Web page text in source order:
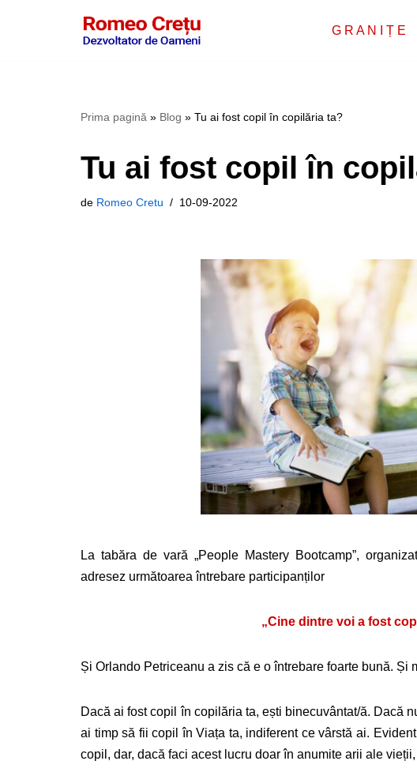
G R A N I Ț E
Prima pagină » Blog » Tu ai fost copil în copilăria ta?
Tu ai fost copil în
de Romeo Cretu 10-09-2022
La tabăra de vară „People Mastery Bootcamp”,
adresez următoarea întrebare participanților
„Cine dintre voi a fost
Și Orlando Petriceanu a zis că e o întrebare foarte bună. Și
Dacă ai fost copil în copilăria ta, ești binecuvântat/ă. Dacă
ai timp să fii copil în Viața ta, indiferent ce vârstă ai.
copil, dar, dacă faci acest lucru doar în anumite arii ale